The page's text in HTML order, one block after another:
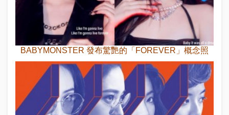
BABYMONSTER 發布驚艷的「FOREVER」概念照